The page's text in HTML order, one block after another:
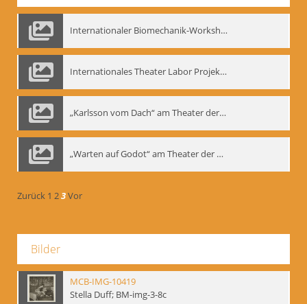
Internationaler Biomechanik-Workshop, Moskau 1993
Internationales Theater Labor Projekt: Play Don Juan
„Karlsson vom Dach“ am Theater der Satire, Moskau 1985
„Warten auf Godot“ am Theater der Saire, Moskau 1980er
Zurück 1 23Vor
Bilder
MCB-IMG-10419
Stella Duff; BM-img-3-8c